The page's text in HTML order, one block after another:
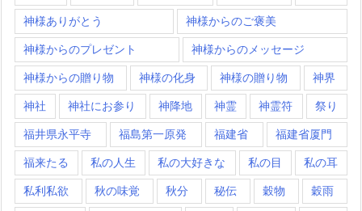
神様ありがとう 神様からのご褒美
神様からのプレゼント 神様からのメッセージ
神様からの贈り物 神様の化身 神様の贈り物 神界
神社 神社にお参り 神降地 神霊 神霊符 祭り
福井県永平寺 福島第一原発 福建省 福建省厦門
福来たる 私の人生 私の大好きな 私の目 私の耳
私利私欲 秋の味覚 秋分 秘伝 穀物 穀雨